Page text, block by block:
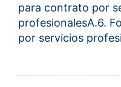
para contrato por
profesionalesA.6.
por servicios